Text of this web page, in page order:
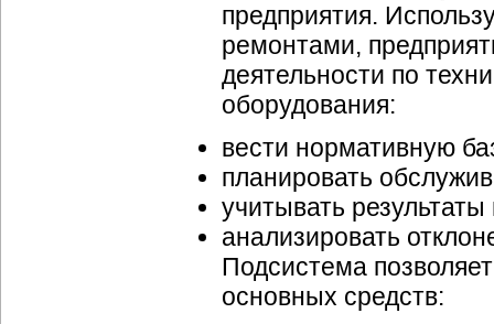
предприятия.
ремонтами,
деятельности по
оборудования:
вести нормативную
планировать
учитывать
анализировать
Подсистема
основных средств: